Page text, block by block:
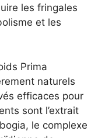
les fringales
et les
Prima
naturels
efficaces pour
sont l’extrait
le complexe